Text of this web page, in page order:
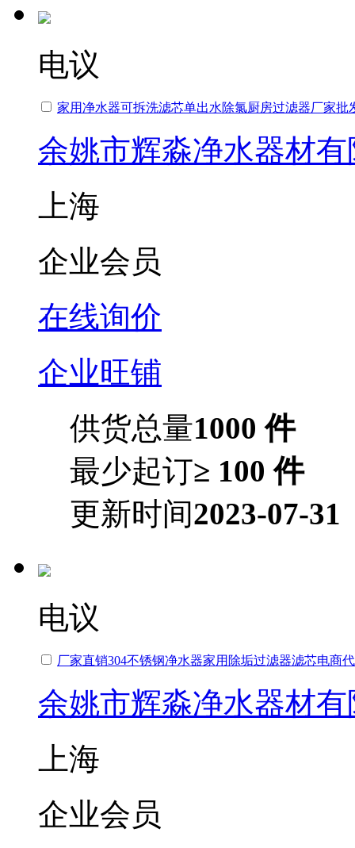
电议
家用净水器可拆洗滤芯单出水除氯厨房过滤器厂家批
余姚市辉淼净水器材
上海
企业会员
在线询价
企业旺铺
供货总量1000 件
最少起订≥ 100 件
更新时间2023-07-31
电议
厂家直销304不锈钢净水器家用除垢过滤器滤芯电商
余姚市辉淼净水器材
上海
企业会员